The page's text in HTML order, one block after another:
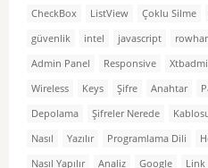
CheckBox
ListView Çoklu Silme
güvenlik
intel javascript
Admin Panel
Responsive
Wireless
Keys Şifre Anahtar
Depolama
Şifreler Nerede
Nasıl
Yazılır Programlama Dili
Nasıl Yapılır
Analiz Google Link